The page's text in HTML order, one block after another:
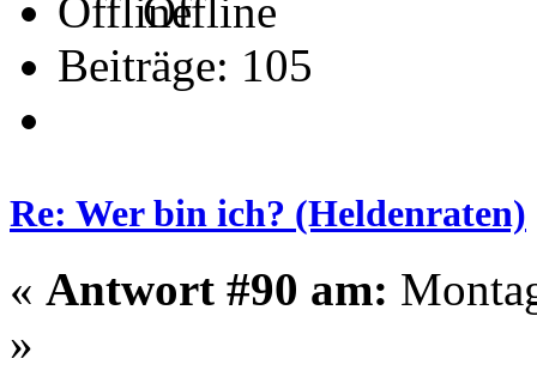
Offline
Beiträge: 105
Re: Wer bin ich? (Heldenraten)
« Antwort #90 am:
»